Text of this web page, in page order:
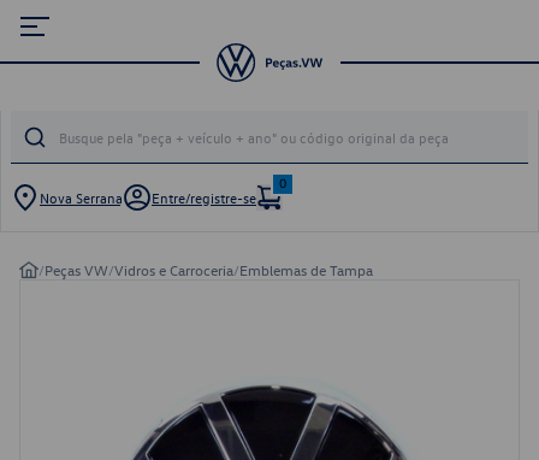
Nova Serrana Entre/registre-se
0
/Peças VW/Vidros e Carroceria/Emblemas de Tampa